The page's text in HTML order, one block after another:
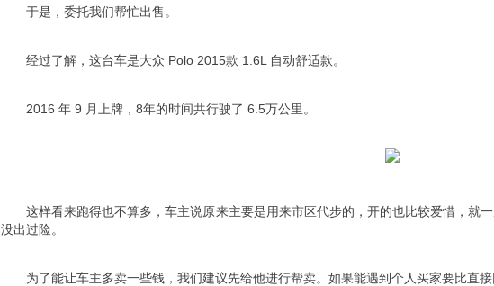
于是，委托我们帮忙出售。
经过了解，这台车是大众 Polo 2015款 1.6L 自动舒适款。
2016 年 9 月上牌，8年的时间共行驶了 6.5万公里。
这样看来跑得也不算多，车主说原来主要是用来市区代步的，开的也比较爱惜，就
没出过险。
为了能让车主多卖一些钱，我们建议先给他进行帮卖。如果能遇到个人买家要比直接